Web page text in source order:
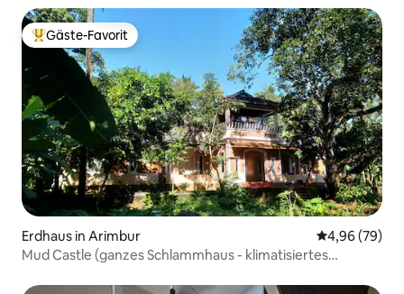
Beliebter Gäste-Favorit.
Gäste-Favorit
Erdhaus in Arimbur
4,96 (79)
Mud Castle (ganzes Schlammhaus - klimatisiertes